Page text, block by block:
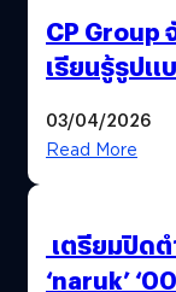
CP Group
เรียนรู้รูปแ
03/04/2026
Read More
เตรียมปิดต
‘naruk’